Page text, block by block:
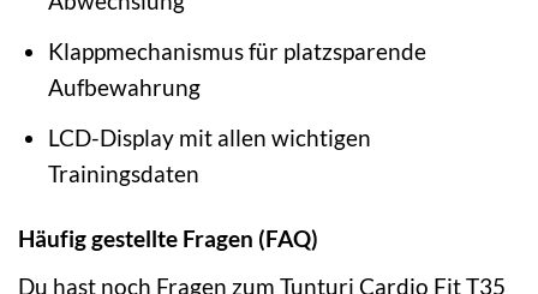
Klappmechanismus für platzsparende
Aufbewahrung
LCD-Display mit allen wichtigen
Trainingsdaten
Häufig gestellte Fragen (FAQ)
Du hast noch Fragen zum Tunturi Cardio Fit T35